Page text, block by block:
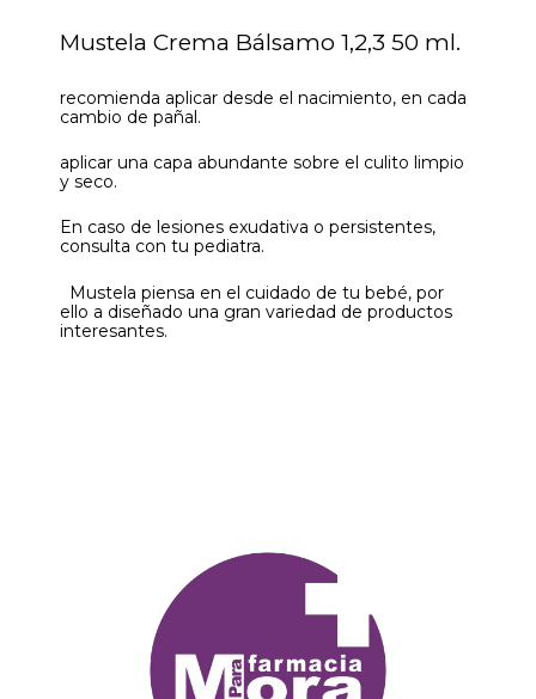
Mustela Crema Bálsamo 1,2,3 50 ml.
recomienda aplicar desde el nacimiento, en cada
cambio de pañal.
aplicar una capa abundante sobre el culito limpio
y seco.
En caso de lesiones exudativa o persistentes,
consulta con tu pediatra.
Mustela piensa en el cuidado de tu bebé, por
ello a diseñado una gran variedad de productos
interesantes.